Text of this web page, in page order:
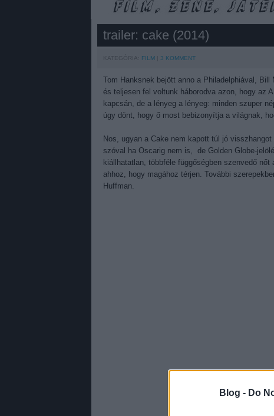
Blog - Do
trailer: cake (2014)
KATEGÓRIA: FILM 3 KOMMENT
Tom Hanksnek bejött anno a Philadelphiával,
és teljesen fel voltunk háborodva azon, hogy az
kapcsán, de a lényeg a lényeg: minden szuper
úgy dönt, hogy ő most bebizonyítja a világnak,
Nos, ugyan a Cake nem kapott túl jó
szóval ha Oscarig nem is, de Golden Globe-
kiállhatatlan, többféle függőségben szenvedő
ahhoz, hogy magához térjen. További
Huffman.